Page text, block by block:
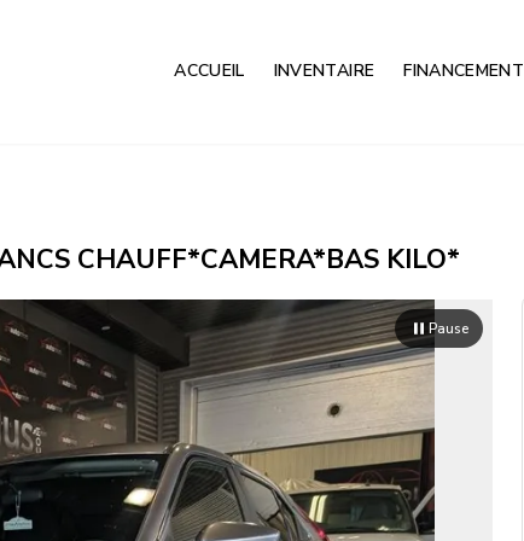
ACCUEIL INVENTAIRE FINANCEMENT
CHAUFF*CAMERA*BAS KILO*
Pause